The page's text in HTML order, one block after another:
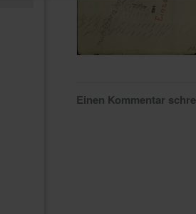
Einen Kommentar